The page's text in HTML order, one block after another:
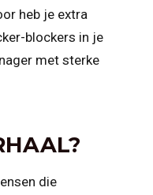
heb je extra
blockers in je
met sterke
die